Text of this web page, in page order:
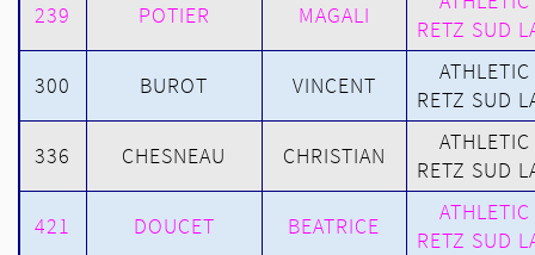
239 POTIER MAGALI
RETZ SUD
300 BUROT VINCENT
ATHLETIC
RETZ SUD
336 CHESNEAU CHRISTIAN
ATHLETIC
RETZ SUD
421 DOUCET BEATRICE
ATHLETIC
RETZ SUD